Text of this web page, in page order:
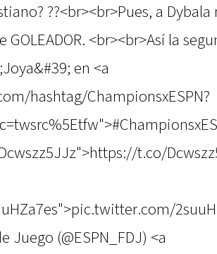
??<br><br>Pues, a Dybala
<br><br>Así la
en <a
hashtag/ChampionsxESPN?
t.co/
Juego (@ESPN_FDJ) <a